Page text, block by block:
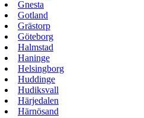
Gnesta
Gotland
Grästorp
Göteborg
Halmstad
Haninge
Helsingborg
Huddinge
Hudiksvall
Härjedalen
Härnösand